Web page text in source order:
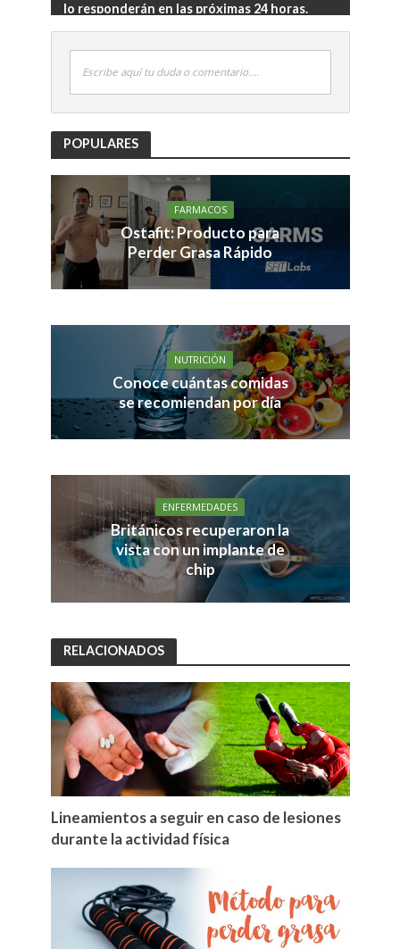
lo responderán en las próximas 24 horas.
Escribe aquí tu duda o comentario....
POPULARES
FARMACOS
Ostafit: Producto para
Perder Grasa Rápido
NUTRICIÓN
Conoce cuántas comidas
se recomiendan por día
ENFERMEDADES
Británicos recuperaron la
vista con un implante de
chip
RELACIONADOS
Lineamientos a seguir en caso de lesiones
durante la actividad física